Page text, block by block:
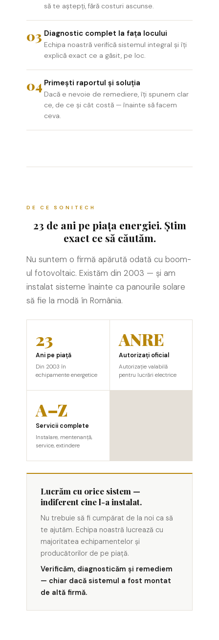
să te aștepți, fără costuri ascunse.
03 Diagnostic complet la fața locului
Echipa noastră verifică sistemul integral și îți
explică exact ce a găsit, pe loc.
04 Primești raportul și soluția
Dacă e nevoie de remediere, îți spunem clar
ce, de ce și cât costă — înainte să facem
ceva.
DE CE SONITECH
23 de ani pe piața energiei. Știm
exact ce să căutăm.
Nu suntem o firmă apărută odată cu boom-
ul fotovoltaic. Existăm din 2003 — și am
instalat sisteme înainte ca panourile solare
să fie la modă în România.
23
Ani pe piață
Din 2003 în
echipamente energetice
ANRE
Autorizați oficial
Autorizație valabilă
pentru lucrări electrice
A–Z
Servicii complete
Instalare, mentenanță,
service, extindere
Lucrăm cu orice sistem —
indiferent cine l-a instalat.
Nu trebuie să fi cumpărat de la noi ca să
te ajutăm. Echipa noastră lucrează cu
majoritatea echipamentelor și
producătorilor de pe piață.
Verificăm, diagnosticăm și remediem
— chiar dacă sistemul a fost montat
de altă firmă.